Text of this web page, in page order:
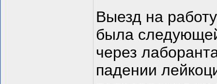
Выезд на
была
через
падении